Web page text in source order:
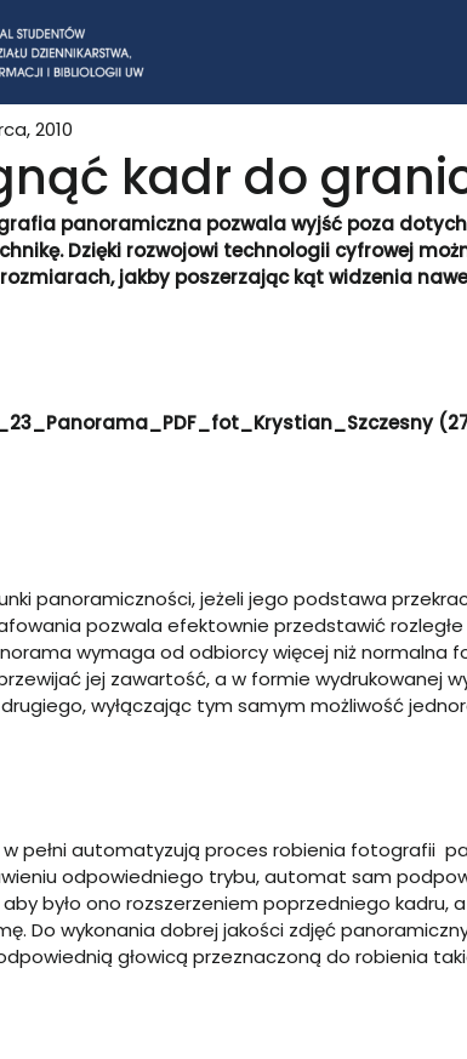
2010
kadr do
panoramiczna pozwala wyjść poza
Dzięki rozwojowi technologii cyfrowej
jakby poszerzając kąt widzenia
panoramiczności, jeżeli jego podstawa
pozwala efektownie przedstawić
wymaga od odbiorcy więcej niż normalna
jej zawartość, a w formie wydrukowanej
wyłączając tym samym możliwość
pełni automatyzują proces robienia fotografii
odpowiedniego trybu, automat sam
było ono rozszerzeniem poprzedniego kadru,
Do wykonania dobrej jakości zdjęć
głowicą przeznaczoną do robienia